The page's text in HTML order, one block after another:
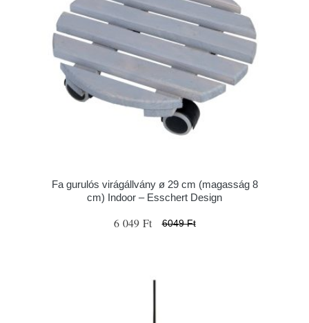
Fa gurulós virágállvány ø 29 cm (magasság 8
cm) Indoor – Esschert Design
6 049 Ft 6049 Ft